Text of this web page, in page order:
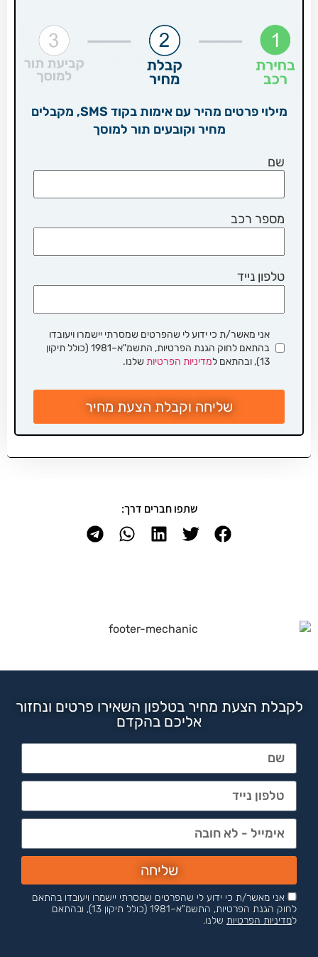
מילוי פרטים מהיר עם אימות בקוד SMS, מקבלים
מחיר וקובעים תור למוסך
שם
מספר רכב
טלפון נייד
אני מאשר/ת כי ידוע לי שהפרטים שמסרתי יישמרו ויעובדו
בהתאם לחוק הגנת הפרטיות, התשמ"א–1981 (כולל תיקון
13), ובהתאם ל
מדיניות הפרטיות שלנו.
שליחה וקבלת הצעת מחיר
שתפו חברים דרך:
לקבלת הצעת מחיר בטלפון השאירו פרטים ונחזור
אליכם בהקדם
אני מאשר/ת כי ידוע לי שהפרטים שמסרתי יישמרו ויעובדו בהתאם
לחוק הגנת הפרטיות, התשמ"א–1981 (כולל תיקון 13), ובהתאם
למדיניות הפרטיות שלנו.
שליחה